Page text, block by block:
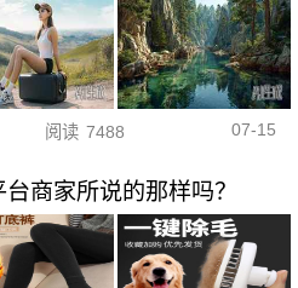
阅读 7488 07-15
商家所说的那样吗？